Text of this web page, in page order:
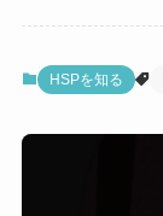
HSPを知る